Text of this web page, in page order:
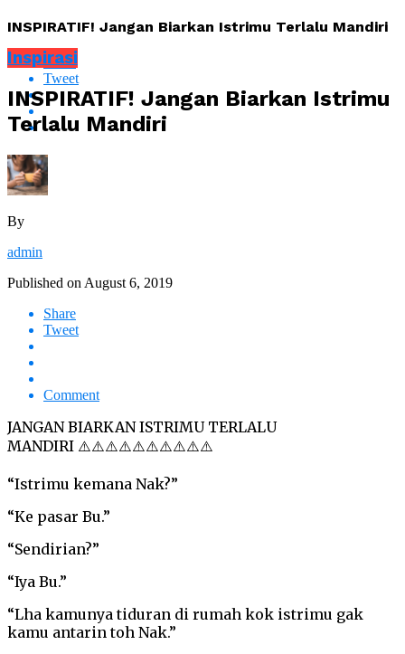
INSPIRATIF! Jangan Biarkan Istrimu Terlalu Mandiri
Share
Tweet
Inspirasi
INSPIRATIF! Jangan Biarkan Istrimu
Terlalu Mandiri
By
admin
Published on August 6, 2019
Share
Tweet
Comment
JANGAN BIARKAN ISTRIMU TERLALU
MANDIRI ⚠️⚠️⚠️⚠️⚠️⚠️⚠️⚠️⚠️⚠️
“Istrimu kemana Nak?”
“Ke pasar Bu.”
“Sendirian?”
“Iya Bu.”
“Lha kamunya tiduran di rumah kok istrimu gak
kamu antarin toh Nak.”